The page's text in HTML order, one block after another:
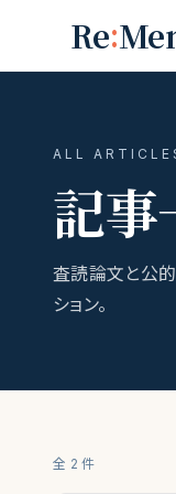
Re:
ALL
記事
査読論文と公
ション。
全 2 件